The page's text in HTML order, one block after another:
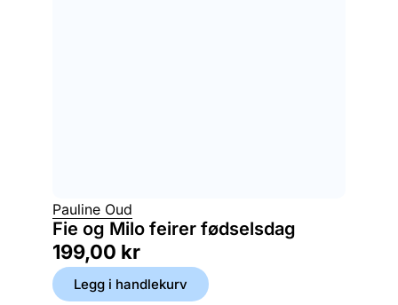
Pauline Oud
Fie og Milo feirer fødselsdag
199,00 kr
Legg i handlekurv